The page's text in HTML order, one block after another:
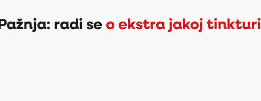
radi se o ekstra jakoj tinkturi